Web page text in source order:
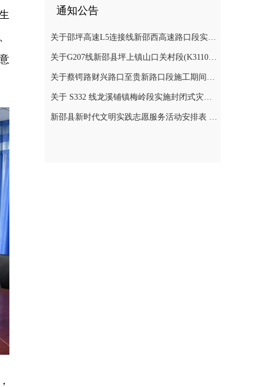
通知公告
关于邵坪高速L5连接线新邵西高速路口段实施交通管制的公告
关于G207线新邵县坪上镇山口关村段(K3110+900～K3112+400)公路边坡地质灾害防治工程交通管制的公告
关于蔡锷路财兴路口至贵新路口段施工期间交通管制的通知
关于 S332 线龙溪铺镇梅岭段实施封闭式灾害防治施工实行交通管制的公告
新邵县新时代文明实践志愿服务活动安排表 (2026年7月)